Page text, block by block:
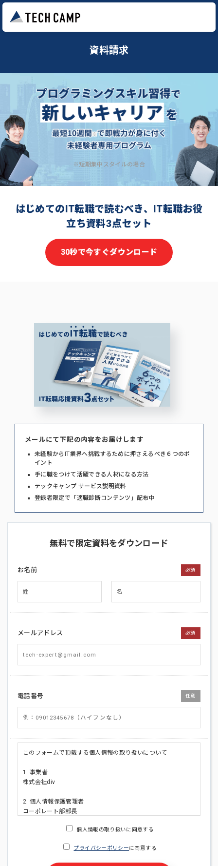
資料請求
※短期集中スタイルの場合
はじめてのIT転職で読むべき、IT転職お役
立ち資料3点セット
30秒で今すぐダウンロード
メールにて下記の内容をお届けします
未経験からIT業界へ挑戦するために押さえるべき６つのポ
イント
手に職をつけて活躍できる人材になる方法
テックキャンプ サービス説明資料
登録者限定で「適職診断コンテンツ」配布中
無料で限定資料をダウンロード
お名前 必須
メールアドレス 必須
電話番号 任意
このフォームで頂戴する個人情報の取り扱いについて
1. 事業者
株式会社div
2. 個人情報保護管理者
コーポレート部部長
・ご請求された資料の送付のため
個人情報の取り扱いに同意する
プライバシーポリシーに同意する